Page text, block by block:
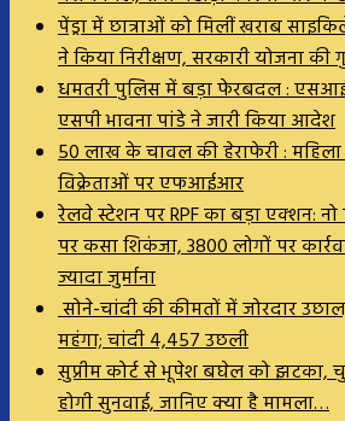
पेंड्रा में छात्राओं को मिलीं खराब
ने किया निरीक्षण, सरकारी योजना
धमतरी पुलिस में बड़ा फेरबदल :
एसपी भावना पांडे ने जारी किया आदेश
50 लाख के चावल की हेराफेरी :
विक्रेताओं पर एफआईआर
रेलवे स्टेशन पर RPF का बड़ा एक्शन:
पर कसा शिकंजा, 3800 लोगों पर
ज्यादा जुर्माना
सोने-चांदी की कीमतों में जोरदार
महंगा; चांदी ₹4,457 उछली
सुप्रीम कोर्ट से भूपेश बघेल को झटका,
होगी सुनवाई, जानिए क्या है मामला…